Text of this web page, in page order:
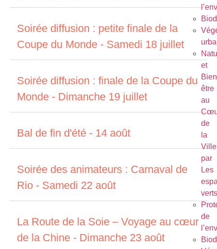
et
être
au
de
la
Ville
par
Les
verts
de
Soirée diffusion : petite finale de la
Coupe du Monde - Samedi 18 juillet
Soirée diffusion : finale de la Coupe du
Monde - Dimanche 19 juillet
Bal de fin d'été - 14 août
Soirée des animateurs : Carnaval de
Rio - Samedi 22 août
La Route de la Soie – Voyage au cœur
de la Chine - Dimanche 23 août